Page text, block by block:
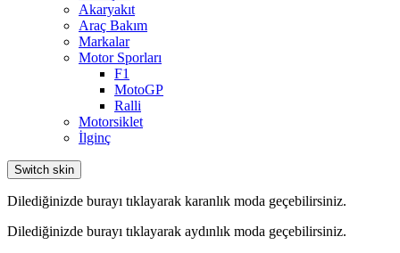
Akaryakıt
Araç Bakım
Markalar
Motor Sporları
F1
MotoGP
Ralli
Motorsiklet
İlginç
Switch skin
Dilediğinizde burayı tıklayarak karanlık moda geçebilirsiniz.
Dilediğinizde burayı tıklayarak aydınlık moda geçebilirsiniz.